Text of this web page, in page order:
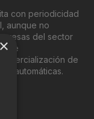
con periodicidad
aunque no
del sector
de
automáticas.
×